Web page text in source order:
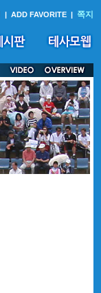
| ADD FAVORITE | 쪽지